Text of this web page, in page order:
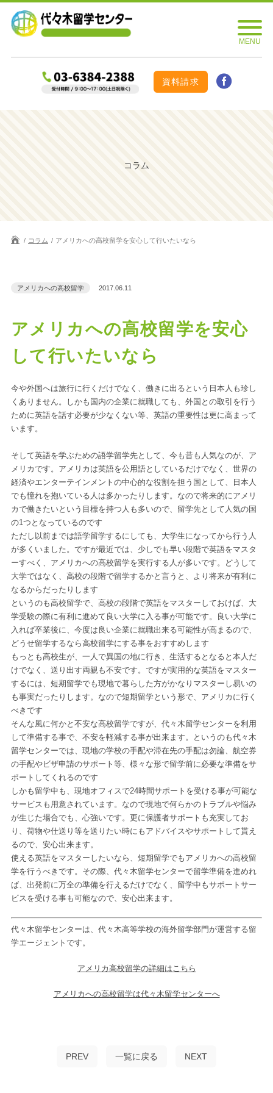
資料請求
コラム
コラム アメリカへの高校留学を安心して行いたいなら
アメリカへの高校留学 2017.06.11
アメリカへの高校留学を安心
して行いたいなら
今や外国へは旅行に行くだけでなく、働きに出るという日本人も珍し
くありません。しかも国内の企業に就職しても、外国との取引を行う
ために英語を話す必要が少なくない等、英語の重要性は更に高まって
います。
そして英語を学ぶための語学留学先として、今も昔も人気なのが、ア
メリカです。アメリカは英語を公用語としているだけでなく、世界の
経済やエンターテインメントの中心的な役割を担う国として、日本人
でも憧れを抱いている人は多かったりします。なので将来的にアメリ
カで働きたいという目標を持つ人も多いので、留学先として人気の国
の1つとなっているのです
ただし以前までは語学留学するにしても、大学生になってから行う人
が多くいました。ですが最近では、少しでも早い段階で英語をマスタ
ーすべく、 アメリカへの高校留学を実行する人が多いです。どうして
大学ではなく、高校の段階で留学するかと言うと、より将来が有利に
なるからだったりします
というのも高校留学で、高校の段階で英語をマスターしておけば、大
学受験の際に有利に進めて良い大学に入る事が可能です。良い大学に
入れば卒業後に、今度は良い企業に就職出来る可能性が高まるので、
どうせ留学するなら高校留学にする事をおすすめします
もっとも高校生が、一人で異国の地に行き、生活するとなると本人だ
けでなく、送り出す両親も不安です。ですが実用的な英語をマスター
するには、短期留学でも現地で暮らした方がかなりマスターし易いの
も事実だったりします。なので短期留学という形で、アメリカに行く
べきです
そんな風に何かと不安な高校留学ですが、代々木留学センターを利用
して準備する事で、不安を軽減する事が出来ます。というのも代々木
留学センターでは、現地の学校の手配や滞在先の手配は勿論、航空券
の手配やビザ申請のサポート等、様々な形で留学前に必要な準備をサ
ポートしてくれるのです
しかも留学中も、現地オフィスで24時間サポートを受ける事が可能な
サービスも用意されています。なので現地で何らかのトラブルや悩み
が生じた場合でも、心強いです。更に保護者サポートも充実してお
り、荷物や仕送り等を送りたい時にもアドバイスやサポートして貰え
るので、安心出来ます。
使える英語をマスターしたいなら、短期留学でもアメリカへの高校留
学を行うべきです。その際、代々木留学センターで留学準備を進めれ
ば、出発前に万全の準備を行えるだけでなく、留学中もサポートサー
ビスを受ける事も可能なので、安心出来ます。
代々木留学センターは、代々木高等学校の海外留学部門が運営する留
学エージェントです。
アメリカ高校留学の詳細はこちら
アメリカへの高校留学は代々木留学センターへ
PREV 一覧に戻る NEXT